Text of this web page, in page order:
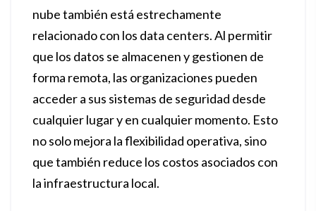
nube también está estrechamente
relacionado con los data centers. Al permitir
que los datos se almacenen y gestionen de
forma remota, las organizaciones pueden
acceder a sus sistemas de seguridad desde
cualquier lugar y en cualquier momento. Esto
no solo mejora la flexibilidad operativa, sino
que también reduce los costos asociados con
la infraestructura local.